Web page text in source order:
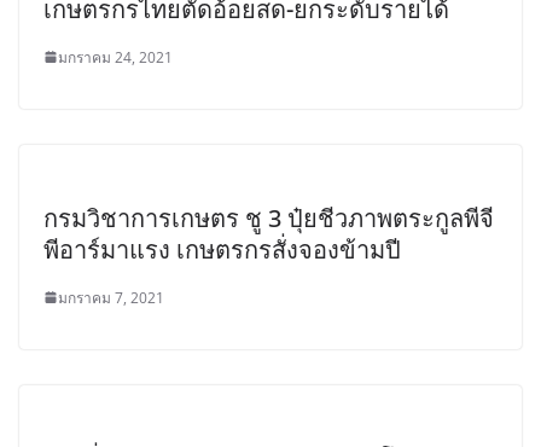
เกษตรกรไทยตัดอ้อยสด-ยกระดับรายได้
มกราคม 24, 2021
กรมวิชาการเกษตร ชู 3 ปุ๋ยชีวภาพตระกูลพีจี
พีอาร์มาแรง เกษตรกรสั่งจองข้ามปี
มกราคม 7, 2021